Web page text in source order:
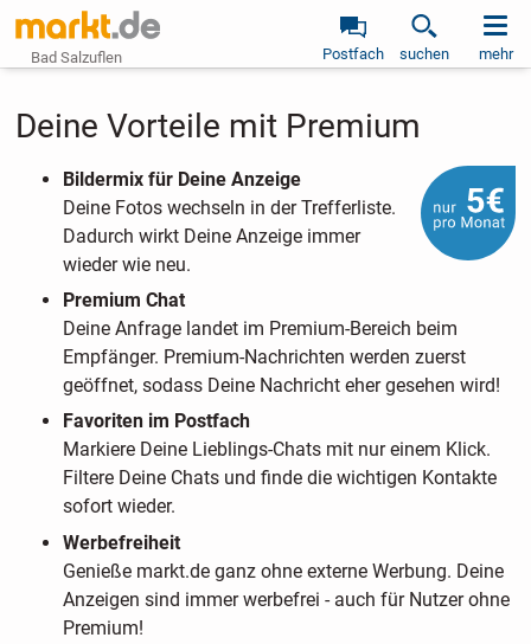
Bad Salzuflen Postfach suchen mehr
Deine Vorteile mit Premium
Bildermix für Deine Anzeige
Deine Fotos wechseln in der Trefferliste.
Dadurch wirkt Deine Anzeige immer
wieder wie neu.
Premium Chat
Deine Anfrage landet im Premium-Bereich beim
Empfänger. Premium-Nachrichten werden zuerst
geöffnet, sodass Deine Nachricht eher gesehen wird!
Favoriten im Postfach
Markiere Deine Lieblings-Chats mit nur einem Klick.
Filtere Deine Chats und finde die wichtigen Kontakte
sofort wieder.
Werbefreiheit
Genieße markt.de ganz ohne externe Werbung. Deine
Anzeigen sind immer werbefrei - auch für Nutzer ohne
Premium!